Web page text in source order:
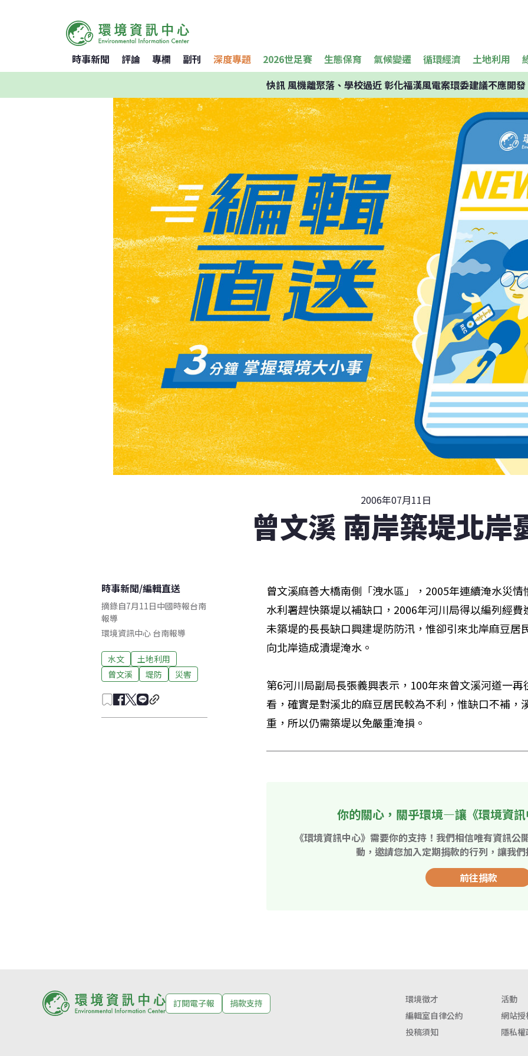
時事新聞 評論 專欄 副刊 深度專題 2026世足賽 生態保育 氣候變遷 循環經濟 土地利用
快訊風機離聚落、學校過近 彰化福漢風電案環委建議不應開發
2006年07月11日
曾文溪 南岸築堤北岸
時事新聞/編輯直送
摘錄自7月11日中國時報台南
報導
環境資訊中心 台南報導
水文
土地利用
曾文溪
堤防 災害
曾文溪麻善大橋南側「洩水區」，2005年連續淹水災
水利署趕快築堤以補缺口，2006年河川局得以編列經
未築堤的長長缺口興建堤防防汛，惟卻引來北岸麻豆居
向北岸造成潰堤淹水。
第6河川局副局長張義興表示，100年來曾文溪河道一
看，確實是對溪北的麻豆居民較為不利，惟缺口不補，
重，所以仍需築堤以免嚴重淹損。
你的關心，關乎環境—讓《環境資
《環境資訊中心》需要你的支持！我們相信唯有資訊
動，邀請您加入定期捐款的行列，讓我
前往捐款
訂閱電子報 捐款支持 環境徵才
活動
編輯室自律公約
網站
投稿須知
隱私